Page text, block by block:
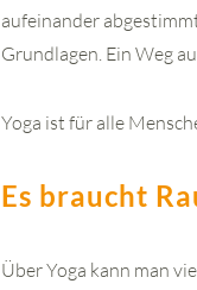
aufeinander
Grundlagen. Ein Weg
Yoga ist für alle
Es braucht
Über Yoga kann man